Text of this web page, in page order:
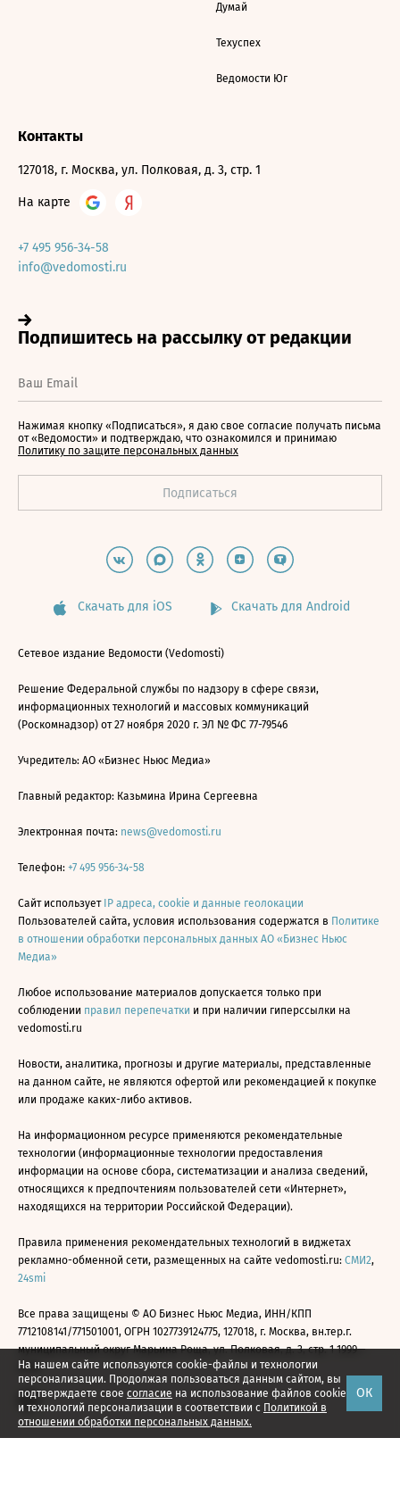
На нашем сайте используются cookie-файлы и технологии
персонализации. Продолжая пользоваться данным сайтом, вы
подтверждаете свое согласие на использование файлов cookie
и технологий персонализации в соответствии с Политикой в
отношении обработки персональных данных.
ОК
Думай
Техуспех
Ведомости Юг
Контакты
127018, г. Москва, ул. Полковая, д. 3, стр. 1
На карте
+7 495 956-34-58
info@vedomosti.ru
Нажимая кнопку «Подписаться», я даю свое согласие получать письма
от «Ведомости» и подтверждаю, что ознакомился и принимаю
Политику по защите персональных данных
Скачать для iOS Скачать для Android
Сетевое издание Ведомости (Vedomosti)
Решение Федеральной службы по надзору в сфере связи,
информационных технологий и массовых коммуникаций
(Роскомнадзор) от 27 ноября 2020 г. ЭЛ № ФС 77-79546
Учредитель: АО «Бизнес Ньюс Медиа»
Главный редактор: Казьмина Ирина Сергеевна
Электронная почта: news@vedomosti.ru
Телефон: +7 495 956-34-58
Сайт использует IP адреса, cookie и данные геолокации
Пользователей сайта, условия использования содержатся в Политике
в отношении обработки персональных данных АО «Бизнес Ньюс
Медиа»
Любое использование материалов допускается только при
соблюдении правил перепечатки и при наличии гиперссылки на
vedomosti.ru
Новости, аналитика, прогнозы и другие материалы, представленные
на данном сайте, не являются офертой или рекомендацией к покупке
или продаже каких-либо активов.
На информационном ресурсе применяются рекомендательные
технологии (информационные технологии предоставления
информации на основе сбора, систематизации и анализа сведений,
относящихся к предпочтениям пользователей сети «Интернет»,
находящихся на территории Российской Федерации).
Правила применения рекомендательных технологий в виджетах
рекламно-обменной сети, размещенных на сайте vedomosti.ru: СМИ2,
24smi
Все права защищены © АО Бизнес Ньюс Медиа, ИНН/КПП
7712108141/771501001, ОГРН 1027739124775, 127018, г. Москва, вн.тер.г.
муниципальный округ Марьина Роща, ул. Полковая, д. 3, стр. 1 1999—
2026